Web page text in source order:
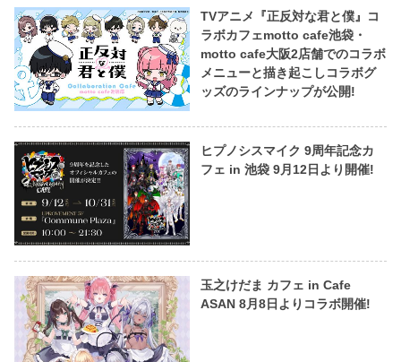
TVアニメ『正反対な君と僕』コ
ラボカフェmotto cafe池袋・
motto cafe大阪2店舗でのコラボ
メニューと描き起こしコラボグ
ッズのラインナップが公開!
ヒプノシスマイク 9周年記念カ
フェ in 池袋 9月12日より開催!
玉之けだま カフェ in Cafe
ASAN 8月8日よりコラボ開催!